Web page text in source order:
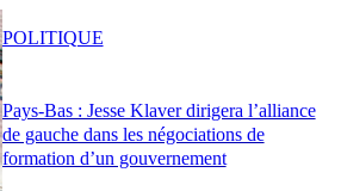
Pays-Bas : Jesse Klaver dirigera l’alliance
de gauche dans les négociations de
formation d’un gouvernement
POLITIQUE